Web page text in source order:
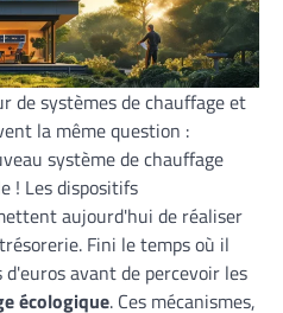
de systèmes de chauffage et
la même question :
système de chauffage
! Les dispositifs
aujourd'hui de réaliser
Fini le temps où il
avant de percevoir les
écologique. Ces mécanismes,